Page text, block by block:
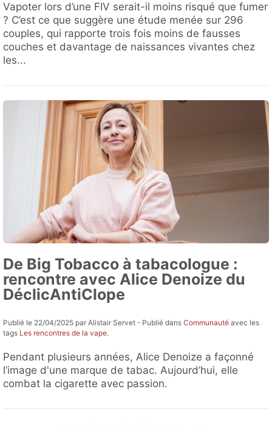
Vapoter lors d’une FIV serait-il moins risqué que fumer
? C’est ce que suggère une étude menée sur 296
couples, qui rapporte trois fois moins de fausses
couches et davantage de naissances vivantes chez
les...
De Big Tobacco à tabacologue :
rencontre avec Alice Denoize du
DéclicAntiClope
Publié le 22/04/2025 par Alistair Servet - Publié dans Communauté avec les
tags Les rencontres de la vape.
Pendant plusieurs années, Alice Denoize a façonné
l’image d'une marque de tabac. Aujourd’hui, elle
combat la cigarette avec passion.